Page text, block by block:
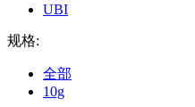
UBI
规格:
全部
10g